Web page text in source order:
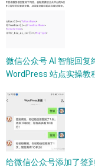
微信公众号 AI 智能回
WordPress 站点实操教
给微信公众号添加了签